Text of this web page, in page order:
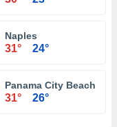
Naples
31° 24°
Panama City Beach
31° 26°